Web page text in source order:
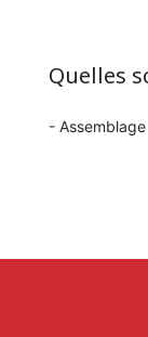
Quelles
- Assemblage